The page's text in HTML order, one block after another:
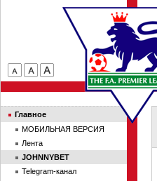
Главное
МОБИЛЬНАЯ ВЕРСИЯ
Лента
JOHNNYBET
Telegram-канал